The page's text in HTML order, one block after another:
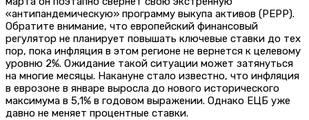
«антипандемическую» программу выкупа активов (PEPP).
Обратите внимание, что европейский финансовый
регулятор не планирует повышать ключевые ставки до тех
пор, пока инфляция в этом регионе не вернется к целевому
уровню 2%. Ожидание такой ситуации может затянуться
на многие месяцы. Накануне стало известно, что инфляция
в еврозоне в январе выросла до нового исторического
максимума в 5,1% в годовом выражении. Однако ЕЦБ уже
давно не меняет процентные ставки.